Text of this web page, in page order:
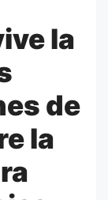
la
de
la